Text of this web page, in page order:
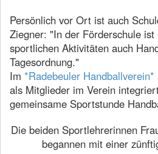
Persönlich vor Ort ist auch
Ziegner: "In der Förderschule ist
sportlichen Aktivitäten auch
Tagesordnung."
Im *Radebeuler Handballverein*
als Mitglieder im Verein
gemeinsame Sportstunde
Die beiden Sportlehrerinnen
begannen mit einer